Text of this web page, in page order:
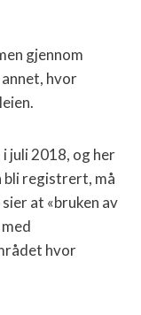
gjennom
hvor
juli 2018, og her
bli registrert, må
at «bruken av
hvor